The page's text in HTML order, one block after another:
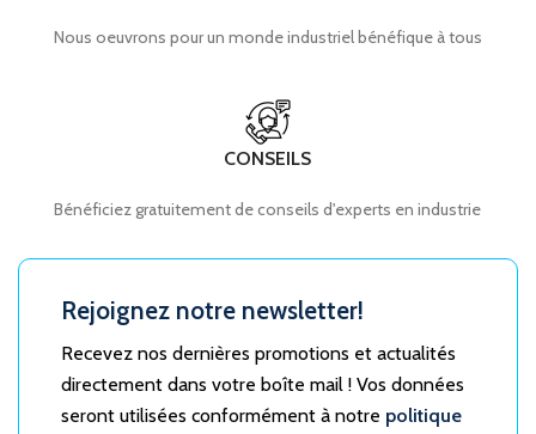
Nous oeuvrons pour un monde industriel bénéfique à tous
CONSEILS
Bénéficiez gratuitement de conseils d'experts en industrie
Rejoignez notre newsletter!
Recevez nos dernières promotions et actualités
directement dans votre boîte mail ! Vos données
seront utilisées conformément à notre politique